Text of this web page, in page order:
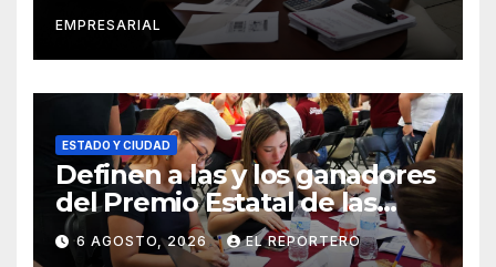
EMPRESARIAL
ESTADO Y CIUDAD
Definen a las y los ganadores
del Premio Estatal de las
Juventudes 2026
6 AGOSTO, 2026 EL REPORTERO